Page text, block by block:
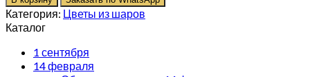
Категория: Цветы из шаров
Каталог
1 сентября
14 февраля